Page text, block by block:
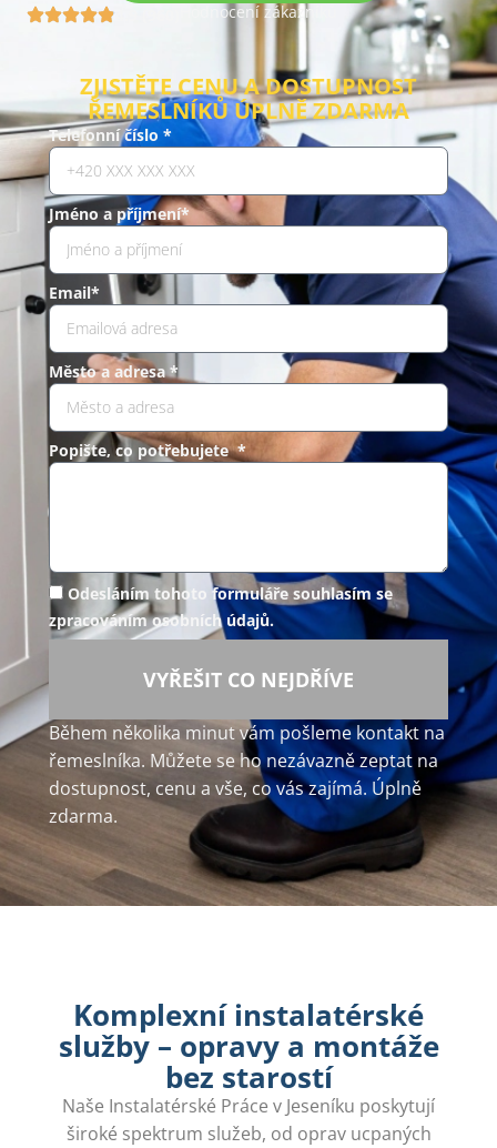
Hodnocení zákazníků
ZJISTĚTE CENU A DOSTUPNOST
ŘEMESLNÍKŮ ÚPLNĚ ZDARMA
Telefonní číslo *
Jméno a příjmení*
Email*
Město a adresa *
Popište, co potřebujete *
Odesláním tohoto formuláře souhlasím se
zpracováním osobních údajů.
VYŘEŠIT CO NEJDŘÍVE
Během několika minut vám pošleme kontakt na
řemeslníka. Můžete se ho nezávazně zeptat na
dostupnost, cenu a vše, co vás zajímá. Úplně
zdarma.
Komplexní instalatérské
služby – opravy a montáže
bez starostí
Naše Instalatérské Práce v Jeseníku poskytují
široké spektrum služeb, od oprav ucpaných